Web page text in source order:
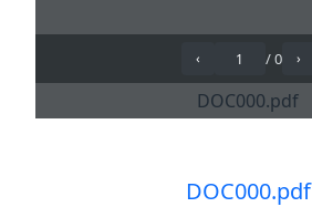
DOC000.pdf